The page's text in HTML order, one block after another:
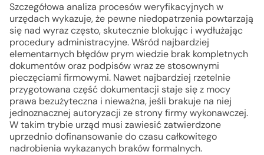
Szczegółowa analiza procesów weryfikacyjnych w
urzędach wykazuje, że pewne niedopatrzenia powtarzają
się nad wyraz często, skutecznie blokując i wydłużając
procedury administracyjne. Wśród najbardziej
elementarnych błędów prym wiedzie brak kompletnych
dokumentów oraz podpisów wraz ze stosownymi
pieczęciami firmowymi. Nawet najbardziej rzetelnie
przygotowana część dokumentacji staje się z mocy
prawa bezużyteczna i nieważna, jeśli brakuje na niej
jednoznacznej autoryzacji ze strony firmy wykonawczej.
W takim trybie urząd musi zawiesić zatwierdzone
uprzednio dofinansowanie do czasu całkowitego
nadrobienia wykazanych braków formalnych.